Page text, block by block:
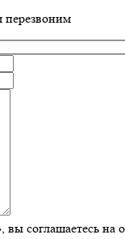
перезвоним
соглашаетесь на